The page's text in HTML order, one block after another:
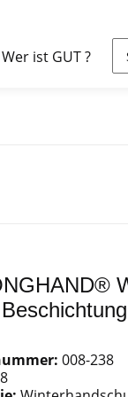
Wer ist GUT ?
008-238